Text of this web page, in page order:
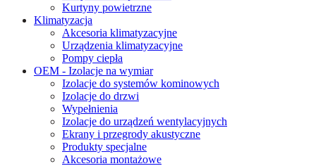
Kurtyny powietrzne
Klimatyzacja
Akcesoria klimatyzacyjne
Urządzenia klimatyzacyjne
Pompy ciepła
OEM - Izolacje na wymiar
Izolacje do systemów kominowych
Izolacje do drzwi
Wypełnienia
Izolacje do urządzeń wentylacyjnych
Ekrany i przegrody akustyczne
Produkty specjalne
Akcesoria montażowe